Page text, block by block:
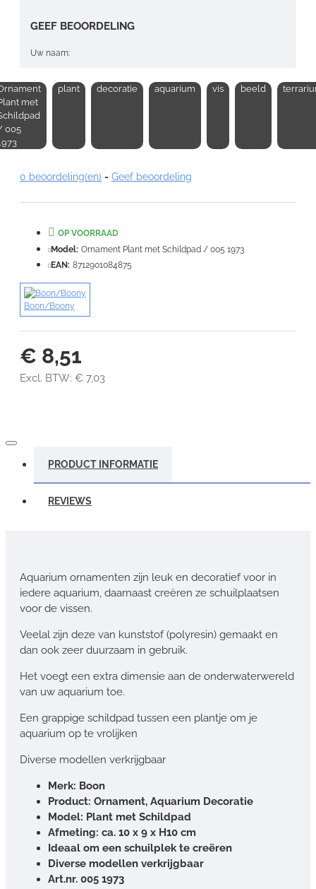
GEEF BEOORDELING
Uw naam:
Opmerking:
VERDER
met
005
plant decoratie aquarium vis beeld
0 beoordeling(en) - Geef beoordeling
€ 8,51
Excl. BTW: € 7,03
OP VOORRAAD
Model: Ornament Plant met Schildpad / 005 1973
EAN: 8712901084875
Boon/Boony
PRODUCT INFORMATIE
REVIEWS
Aquarium ornamenten zijn leuk en decoratief voor in
iedere aquarium, daarnaast creëren ze schuilplaatsen
voor de vissen.
Veelal zijn deze van kunststof (polyresin) gemaakt en
dan ook zeer duurzaam in gebruik.
Het voegt een extra dimensie aan de onderwaterwereld
van uw aquarium toe.
Een grappige schildpad tussen een plantje om je
aquarium op te vrolijken
Diverse modellen verkrijgbaar
Merk: Boon
Product: Ornament, Aquarium Decoratie
Model: Plant met Schildpad
Afmeting: ca. 10 x 9 x H10 cm
Ideaal om een schuilplek te creëren
Diverse modellen verkrijgbaar
Art.nr. 005 1973